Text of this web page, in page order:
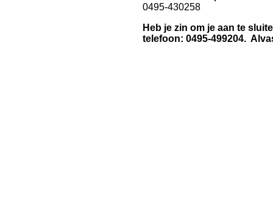
0495-430258
Heb je zin om je aan te
telefoon: 0495-499204.